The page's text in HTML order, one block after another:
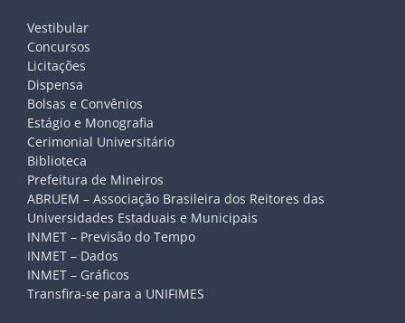
Vestibular
Concursos
Licitações
Dispensa
Bolsas e Convênios
Estágio e Monografia
Cerimonial Universitário
Biblioteca
Prefeitura de Mineiros
ABRUEM – Associação Brasileira dos Reitores das
Universidades Estaduais e Municipais
INMET – Previsão do Tempo
INMET – Dados
INMET – Gráficos
Transfira-se para a UNIFIMES